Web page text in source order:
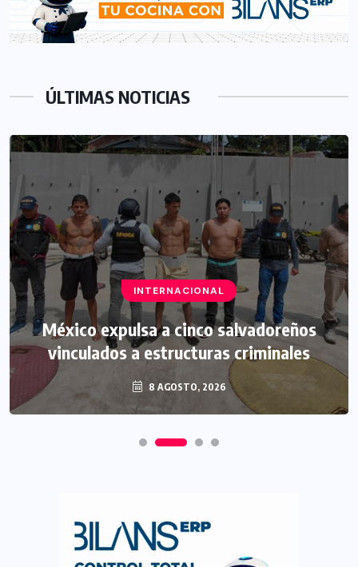
ÚLTIMAS NOTICIAS
INTERNACIONAL
México expulsa a cinco salvadoreños
vinculados a estructuras criminales
8 AGOSTO, 2026